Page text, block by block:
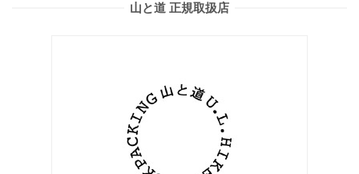
山と道 正規取扱店